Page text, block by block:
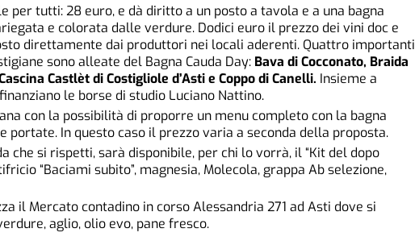
per tutti: 28 euro, e dà diritto a un posto a tavola e a una bagna
e colorata dalle verdure. Dodici euro il prezzo dei vini doc e
direttamente dai produttori nei locali aderenti. Quattro importanti
sono alleate del Bagna Cauda Day: Bava di Cocconato, Braida
Castlèt di Costigliole d’Asti e Coppo di Canelli. Insieme a
le borse di studio Luciano Nattino.
con la possibilità di proporre un menu completo con la bagna
portate. In questo caso il prezzo varia a seconda della proposta.
che si rispetti, sarà disponibile, per chi lo vorrà, il “Kit del dopo
“Baciami subito”, magnesia, Molecola, grappa Ab selezione,
il Mercato contadino in corso Alessandria 271 ad Asti dove si
aglio, olio evo, pane fresco.